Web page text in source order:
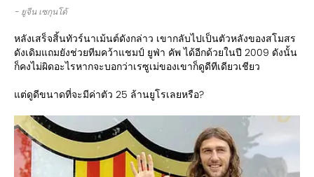
- ยูจีน เซกุนโด้
หลังเสร็จสิ้นทัวร์นาเม้นต์ดังกล่าว เขากลับไปเป็นตัวหลังของสโมสร
ดังเดิมแถมยังช่วยทีมคว้าแชมป์ ยูฟ่า คัพ ได้อีกด้วยในปี 2009 ดังนั้น
ก็คงไม่ผิดอะไรหากจะบอกว่าเรซูเม่ของเขาก็ดูดีทีเดียวเชียว
แต่ดูดีขนาดที่จะมีค่าตัว 25 ล้านยูโรเลยหรือ?